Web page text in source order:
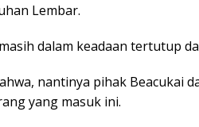
Lembar.
dalam keadaan tertutup
nantinya pihak Beacukai
yang masuk ini.